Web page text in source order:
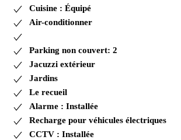
Cuisine : Équipé
Air-conditionner
Parking non couvert: 2
Jacuzzi extérieur
Jardins
Le recueil
Alarme : Installée
Recharge pour véhicules électriques
CCTV : Installée